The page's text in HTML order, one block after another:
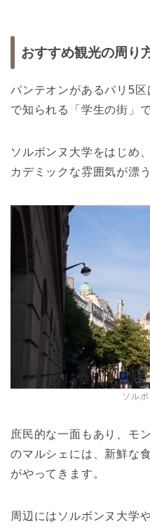
おすすめ観光の周り
パンテオンがあるパリ5
で知られる「学生の街」で
ソルボンヌ大学をはじめ
カデミックな雰囲気が漂
ソル
庶民的な一面もあり、モ
のマルシェには、新鮮な
がやってきます。
周辺にはソルボンヌ大学